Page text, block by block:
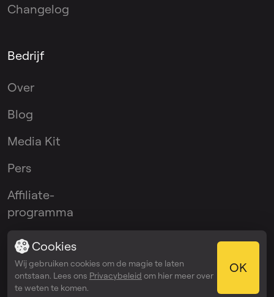
Changelog
Bedrijf
Over
Blog
Media Kit
Pers
Affiliate-
programma
Ambassadeursprogramma
Apps
Cookies
Wij gebruiken cookies om de magie te laten
ontstaan. Lees ons Privacybeleid om hier meer over
te weten te komen.
OK